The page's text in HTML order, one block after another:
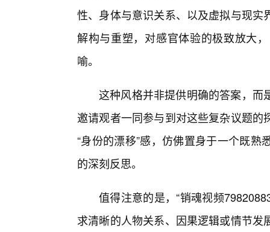
性、身体与意识关系、以及虚拟与现
解构与重塑，对感官体验的极致放大
喻。
这种风格并非提供明确的答案，而
邀请观者一同参与到对这些复杂议题
“身份的漂移”感，仿佛置身于一个既
的深刻反思。
值得注意的是，“销魂视频
求清晰的人物关系、因果逻辑或情节